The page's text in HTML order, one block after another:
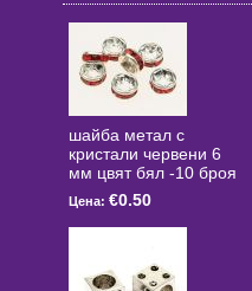
шайба метал с
кристали червени 6
мм цвят бял -10 броя
Цена: €0.50